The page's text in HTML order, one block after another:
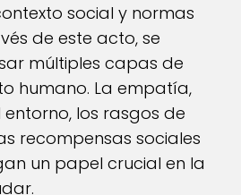
social y normas
de este acto, se
múltiples capas de
humano. La empatía,
los rasgos de
recompensas sociales
un papel crucial en la